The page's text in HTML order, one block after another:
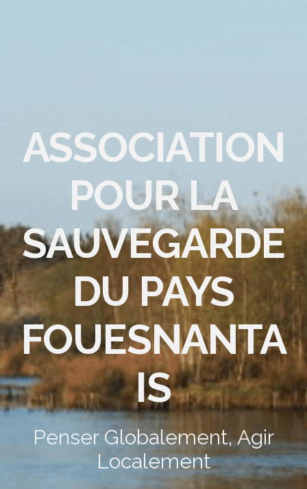
ASSOCIATION
POUR LA
SAUVEGARDE
DU PAYS
FOUESNANTA
IS
Penser Globalement, Agir
Localement